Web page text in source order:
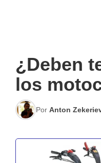
¿Deben
los
Por Anton